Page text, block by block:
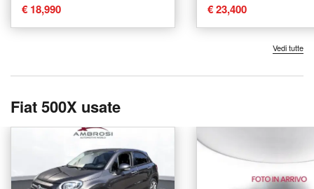
€ 18,990 € 23,400
Vedi tutte
Fiat 500X usate